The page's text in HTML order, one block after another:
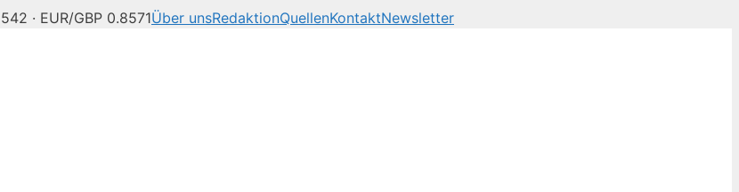
· EUR/GBP 0.8571Über unsRedaktionQuellenKontaktNewsletter